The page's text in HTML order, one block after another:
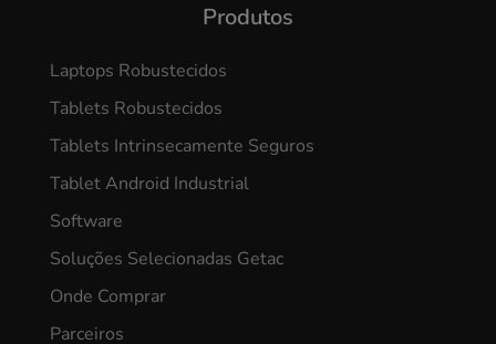
Produtos
Laptops Robustecidos
Tablets Robustecidos
Tablets Intrinsecamente Seguros
Tablet Android Industrial
Software
Soluções Selecionadas Getac
Onde Comprar
Parceiros